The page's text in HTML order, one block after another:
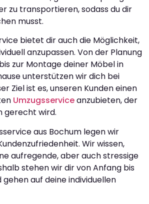
zu transportieren, sodass du dir
musst.
bietet dir auch die Möglichkeit,
anzupassen. Von der Planung
zur Montage deiner Möbel in
unterstützen wir dich bei
Ziel ist es, unseren Kunden einen
Umzugsserviceanzubieten, der
gerecht wird.
aus Bochum legen wir
Wir wissen,
aufregende, aber auch stressige
stehen wir dir von Anfang bis
gehen auf deine individuellen